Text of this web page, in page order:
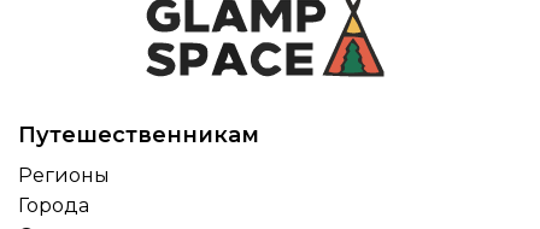
Путешественникам
Регионы
Города